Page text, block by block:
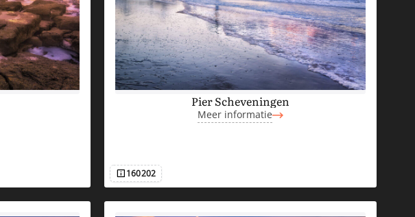
Pier Scheveningen
Meer informatie
Afbeeldingsnummer
160202